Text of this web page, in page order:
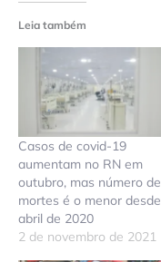
Leia também
Casos de covid-19
aumentam no RN em
outubro, mas número de
mortes é o menor desde
abril de 2020
2 de novembro de 2021